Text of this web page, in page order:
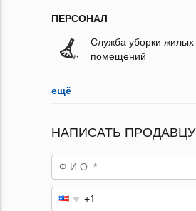
ПЕРСОНАЛ
Служба уборки жилых
помещений
ещё
НАПИСАТЬ ПРОДАВЦУ